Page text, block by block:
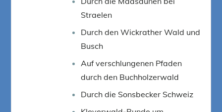
Straelen
Durch den Wickrather Wald und
Busch
Auf verschlungenen Pfaden
durch den Buchholzerwald
Durch die Sonsbecker Schweiz